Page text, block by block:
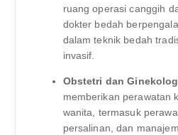
ruang operasi canggih
dokter bedah
dalam teknik bedah
invasif.
Obstetri dan
memberikan perawatan
wanita, termasuk
persalinan, dan